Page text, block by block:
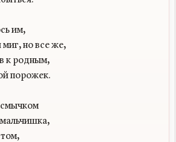
им,
миг, но все же,
к родным,
порожек.
том,